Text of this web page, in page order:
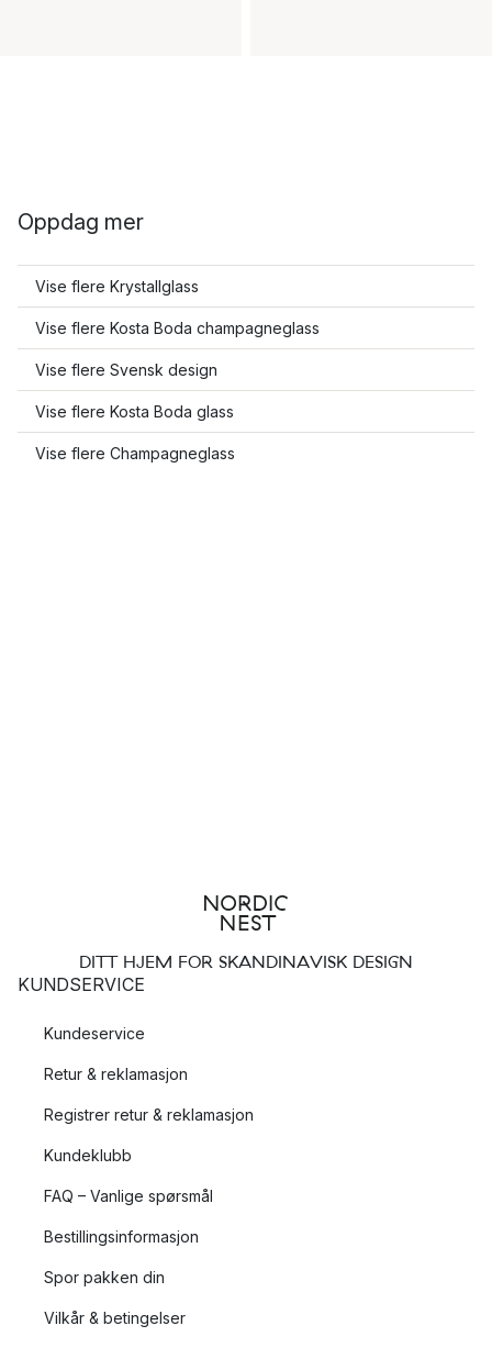
Oppdag mer
Vise flere Krystallglass
Vise flere Kosta Boda champagneglass
Vise flere Svensk design
Vise flere Kosta Boda glass
Vise flere Champagneglass
DITT HJEM FOR SKANDINAVISK DESIGN
KUNDSERVICE
Kundeservice
Retur & reklamasjon
Registrer retur & reklamasjon
Kundeklubb
FAQ – Vanlige spørsmål
Bestillingsinformasjon
Spor pakken din
Vilkår & betingelser